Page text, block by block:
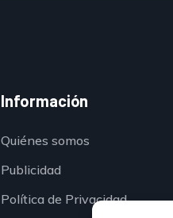
Información
Quiénes somos
Publicidad
Política de Privacidad